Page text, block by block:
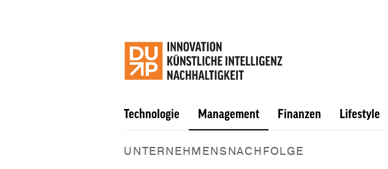
Technologie Management Finanzen Lifestyle
UNTERNEHMENSNACHFOLGE